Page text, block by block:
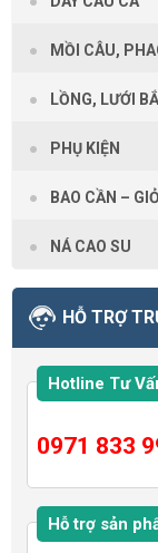
MỒI CÂU,
LỒNG, LƯỚI
PHỤ KIỆN
BAO CẦN –
NÁ CAO SU
HỖ TRỢ
Hotline Tư
0971 833
Hỗ trợ sản